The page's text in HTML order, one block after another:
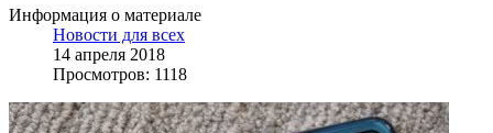
Информация о материале
Новости для всех
14 апреля 2018
Просмотров: 1118